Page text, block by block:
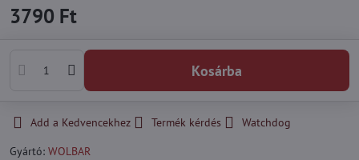
3790 Ft
Kosárba
Add a Kedvencekhez Termék kérdés
Watchdog
Gyártó: WOLBAR